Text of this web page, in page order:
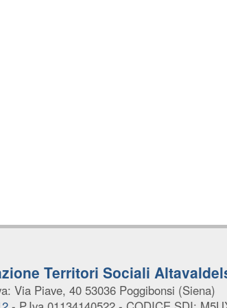
Territori Sociali
Via Piave, 40 53036 Poggibonsi (Siena)